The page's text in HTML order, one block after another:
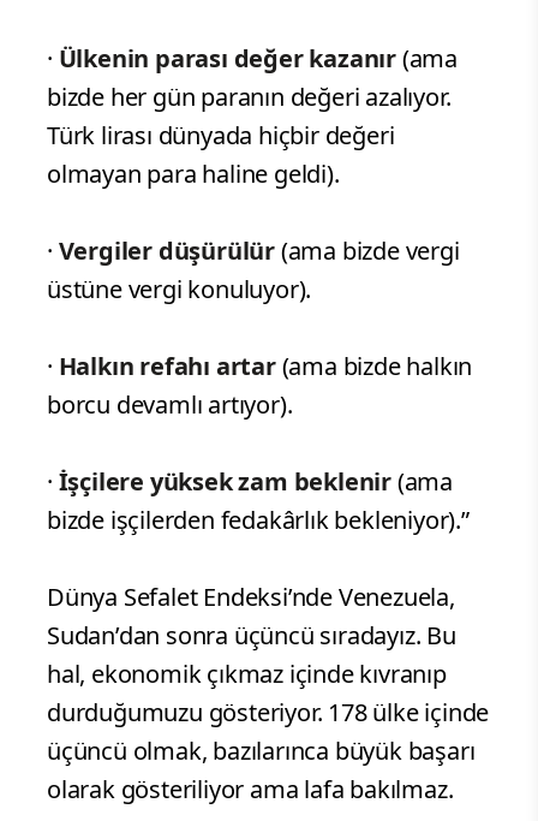
· Ülkenin parası değer kazanır(ama
bizde her gün paranın değeri azalıyor.
Türk lirası dünyada hiçbir değeri
olmayan para haline geldi).
· Vergiler düşürülür(ama bizde vergi
üstüne vergi konuluyor).
· Halkın refahı artar(ama bizde halkın
borcu devamlı artıyor).
· İşçilere yüksek zam beklenir(ama
bizde işçilerden fedakârlık bekleniyor).”
Dünya Sefalet Endeksi’nde Venezuela,
Sudan’dan sonra üçüncü sıradayız. Bu
hal, ekonomik çıkmaz içinde kıvranıp
durduğumuzu gösteriyor. 178 ülke içinde
üçüncü olmak, bazılarınca büyük başarı
olarak gösteriliyor ama lafa bakılmaz.